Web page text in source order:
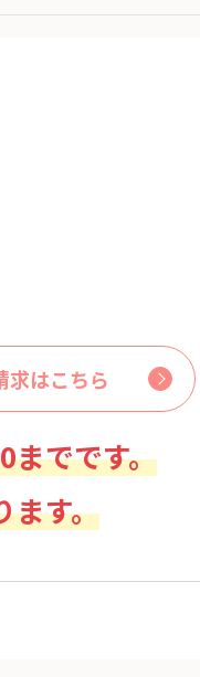
求はこちら
でです。
ます。